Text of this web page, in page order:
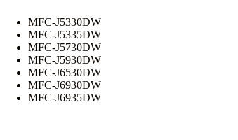
MFC-J5330DW
MFC-J5335DW
MFC-J5730DW
MFC-J5930DW
MFC-J6530DW
MFC-J6930DW
MFC-J6935DW